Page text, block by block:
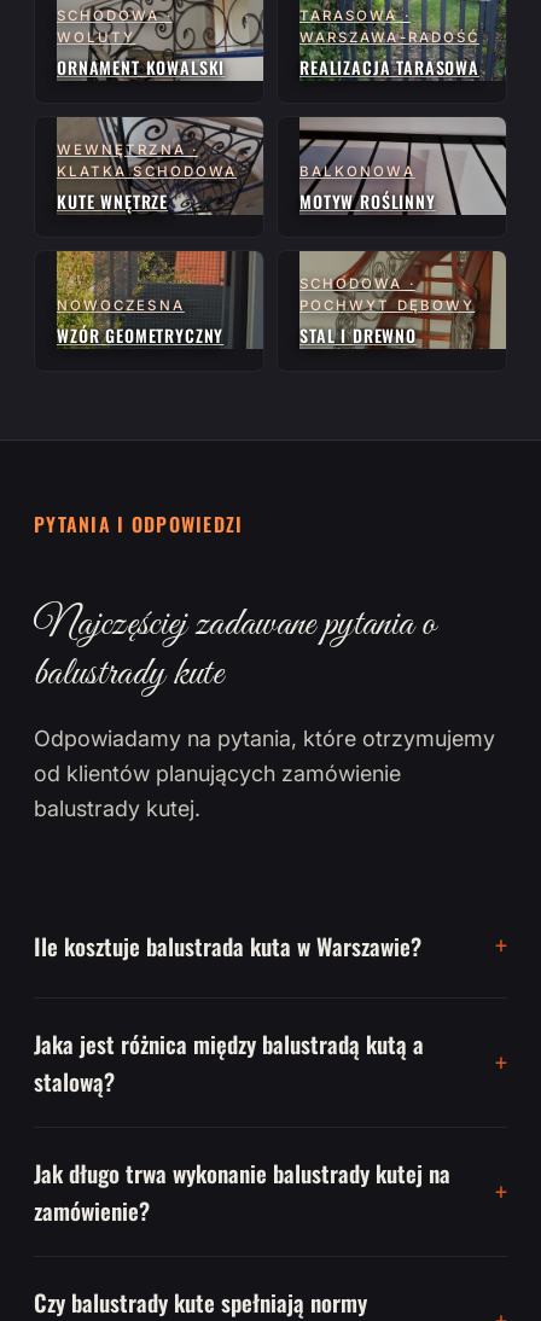
SCHODOWA ·
WOLUTY
ORNAMENT KOWALSKI
TARASOWA ·
WARSZAWA-RADOŚĆ
REALIZACJA TARASOWA
WEWNĘTRZNA ·
KLATKA SCHODOWA
KUTE WNĘTRZE
BALKONOWA
MOTYW ROŚLINNY
NOWOCZESNA
WZÓR GEOMETRYCZNY
SCHODOWA ·
POCHWYT DĘBOWY
STAL I DREWNO
PYTANIA I ODPOWIEDZI
Najczęściej zadawane pytania o
balustrady kute
Odpowiadamy na pytania, które otrzymujemy
od klientów planujących zamówienie
balustrady kutej.
Ile kosztuje balustrada kuta w Warszawie?
Jaka jest różnica między balustradą kutą a
stalową?
Jak długo trwa wykonanie balustrady kutej na
zamówienie?
Czy balustrady kute spełniają normy